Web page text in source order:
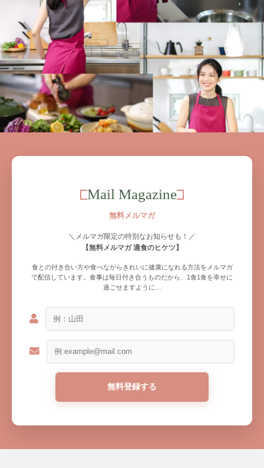
Mail Magazine
無料メルマガ
＼メルマガ限定の特別なお知らせも！／
【無料メルマガ 適食のヒケツ】
食との付き合い方や食べながらきれいに健康になれる方法をメルマガ
で配信しています。食事は毎日付き合うものだから、1食1食を幸せに
過ごせますように…